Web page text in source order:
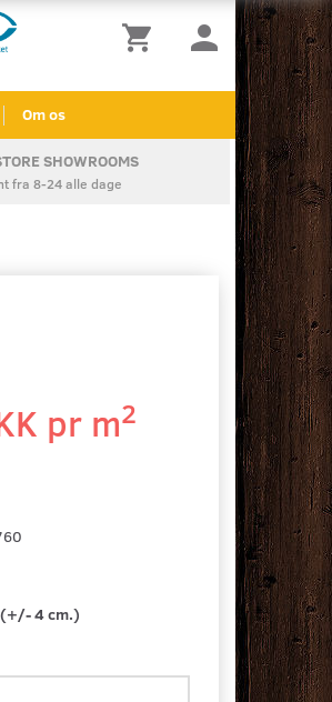
Om os
SHOWROOMS
fra 8-24 alle dage
pr m2
4 cm.)